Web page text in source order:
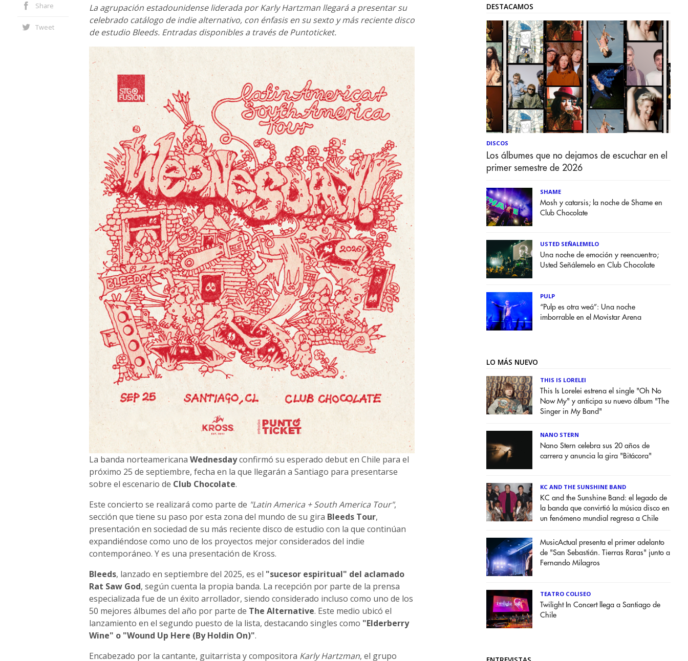
Share
Tweet
La agrupación estadounidense liderada por Karly Hartzman llegará a presentar su
celebrado catálogo de indie alternativo, con énfasis en su sexto y más reciente disco
de estudio Bleeds. Entradas disponibles a través de Puntoticket.
La banda norteamericana Wednesdayconfirmó su esperado debut en Chile para el
próximo 25 de septiembre, fecha en la que llegarán a Santiago para presentarse
sobre el escenario de Club Chocolate.
Este concierto se realizará como parte de "Latin America + South America Tour",
sección que tiene su paso por esta zona del mundo de su gira Bleeds Tour,
presentación en sociedad de su más reciente disco de estudio con la que continúan
expandiéndose como uno de los proyectos mejor considerados del indie
contemporáneo. Y es una presentación de Kross.
Bleeds, lanzado en septiembre del 2025, es el "sucesor espiritual" del aclamado
Rat Saw God, según cuenta la propia banda. La recepción por parte de la prensa
especializada fue de un éxito arrollador, siendo considerado incluso como uno de los
50 mejores álbumes del año por parte de The Alternative. Este medio ubicó el
lanzamiento en el segundo puesto de la lista, destacando singles como "Elderberry
Wine" o "Wound Up Here (By Holdin On)".
Encabezado por la cantante, guitarrista y compositora Karly Hartzman, el grupo
DESTACAMOS
DISCOS
Los álbumes que no dejamos de escuchar en el
primer semestre de 2026
SHAME
Mosh y catarsis; la noche de Shame en
Club Chocolate
USTED SEÑALEMELO
Una noche de emoción y reencuentro;
Usted Señálemelo en Club Chocolate
PULP
“Pulp es otra weá”: Una noche
imborrable en el Movistar Arena
LO MÁS NUEVO
THIS IS LORELEI
This Is Lorelei estrena el single "Oh No
Now My" y anticipa su nuevo álbum "The
Singer in My Band"
NANO STERN
Nano Stern celebra sus 20 años de
carrera y anuncia la gira "Bitácora"
KC AND THE SUNSHINE BAND
KC and the Sunshine Band: el legado de
la banda que convirtió la música disco en
un fenómeno mundial regresa a Chile
MusicActual presenta el primer adelanto
de "San Sebastián. Tierras Raras" junto a
Fernando Milagros
TEATRO COLISEO
Twilight In Concert llega a Santiago de
Chile